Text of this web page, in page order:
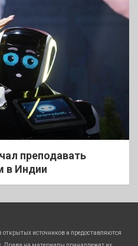
преподавать
в Индии
источников и предоставляются